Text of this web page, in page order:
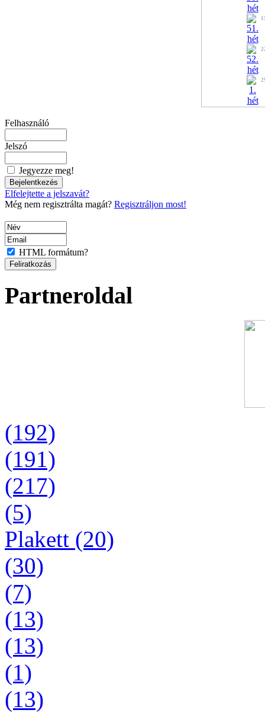
Felhasználó
Jelszó
Jegyezze meg!
Elfelejtette a jelszavát?
Még nem regisztrálta magát? Regisztráljon most!
HTML formátum?
Partneroldal
(192)
(191)
(217)
(5)
Plakett (20)
(30)
(7)
(13)
(13)
(1)
(13)